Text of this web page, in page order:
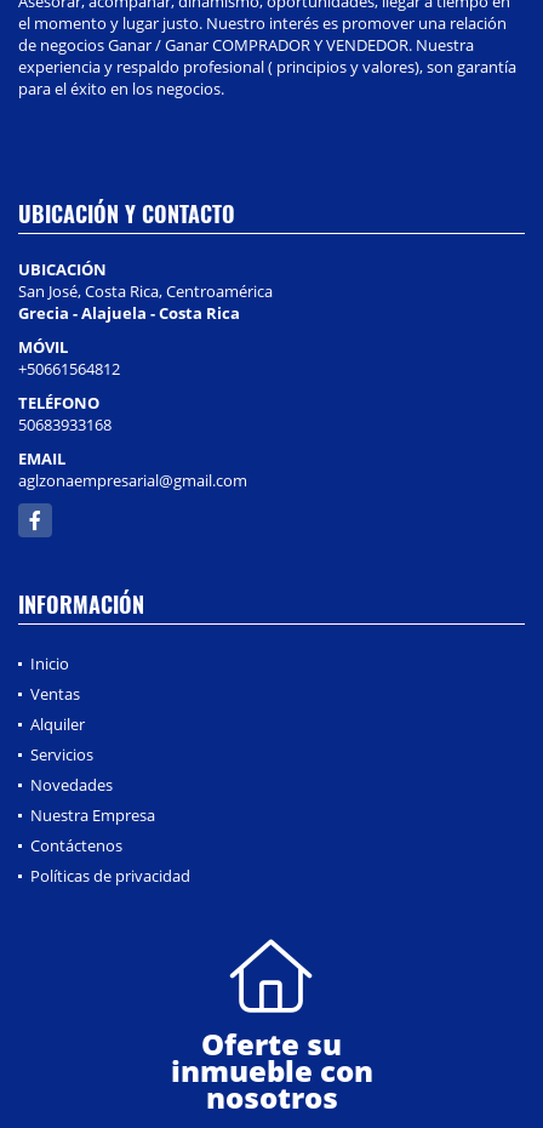
el momento y lugar justo. Nuestro interés es promover una relación
de negocios Ganar / Ganar COMPRADOR Y VENDEDOR. Nuestra
experiencia y respaldo profesional ( principios y valores), son garantía
para el éxito en los negocios.
UBICACIÓN Y CONTACTO
UBICACIÓN
San José, Costa Rica, Centroamérica
Grecia - Alajuela - Costa Rica
MÓVIL
+50661564812
TELÉFONO
50683933168
EMAIL
aglzonaempresarial@gmail.com
Facebook
INFORMACIÓN
Inicio
Ventas
Alquiler
Servicios
Novedades
Nuestra Empresa
Contáctenos
Políticas de privacidad
Oferte su
inmueble con
nosotros